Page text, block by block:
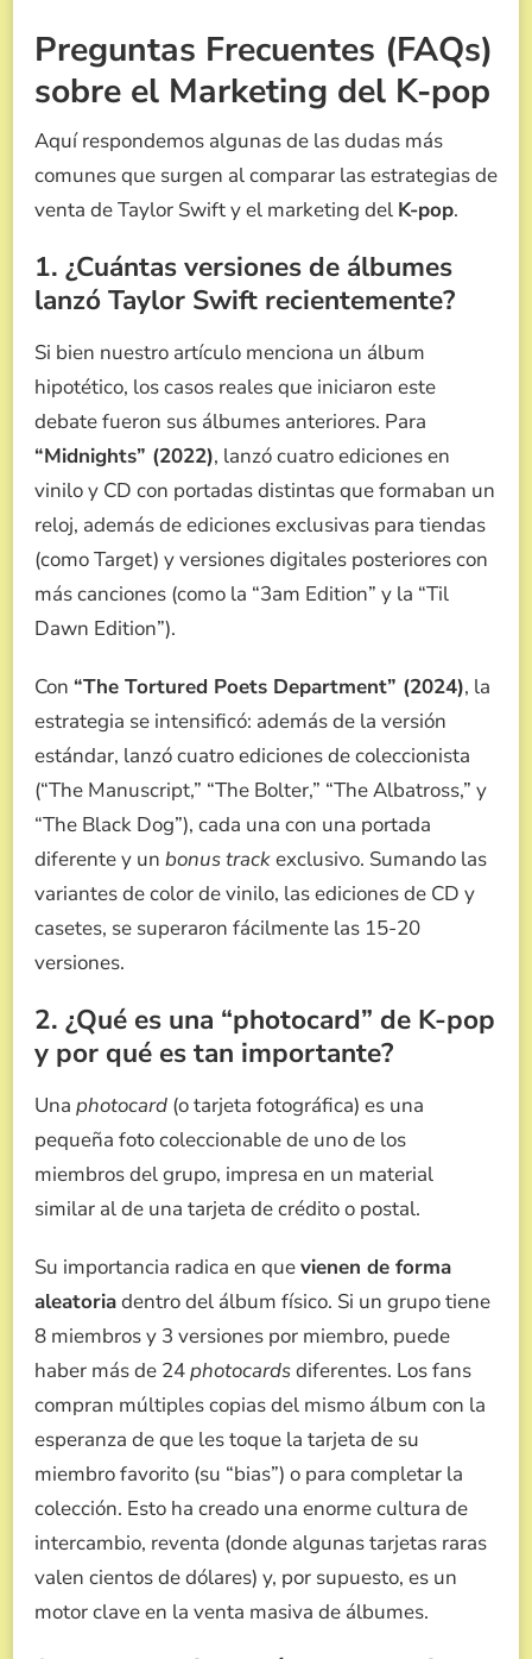
Preguntas Frecuentes (FAQs)
sobre el Marketing del K-pop
Aquí respondemos algunas de las dudas más
comunes que surgen al comparar las estrategias de
venta de Taylor Swift y el marketing del K-pop.
1. ¿Cuántas versiones de álbumes
lanzó Taylor Swift recientemente?
Si bien nuestro artículo menciona un álbum
hipotético, los casos reales que iniciaron este
debate fueron sus álbumes anteriores. Para
“Midnights” (2022), lanzó cuatro ediciones en
vinilo y CD con portadas distintas que formaban un
reloj, además de ediciones exclusivas para tiendas
(como Target) y versiones digitales posteriores con
más canciones (como la “3am Edition” y la “Til
Dawn Edition”).
Con “The Tortured Poets Department” (2024), la
estrategia se intensificó: además de la versión
estándar, lanzó cuatro ediciones de coleccionista
(“The Manuscript,” “The Bolter,” “The Albatross,” y
“The Black Dog”), cada una con una portada
diferente y un bonus trackexclusivo. Sumando las
variantes de color de vinilo, las ediciones de CD y
casetes, se superaron fácilmente las 15-20
versiones.
2. ¿Qué es una “photocard” de K-pop
y por qué es tan importante?
Una photocard (o tarjeta fotográfica) es una
pequeña foto coleccionable de uno de los
miembros del grupo, impresa en un material
similar al de una tarjeta de crédito o postal.
Su importancia radica en quevienen de forma
aleatoriadentro del álbum físico. Si un grupo tiene
8 miembros y 3 versiones por miembro, puede
haber más de 24photocardsdiferentes. Los fans
compran múltiples copias del mismo álbum con la
esperanza de que les toque la tarjeta de su
miembro favorito (su “bias”) o para completar la
colección. Esto ha creado una enorme cultura de
intercambio, reventa (donde algunas tarjetas raras
valen cientos de dólares) y, por supuesto, es un
motor clave en la venta masiva de álbumes.